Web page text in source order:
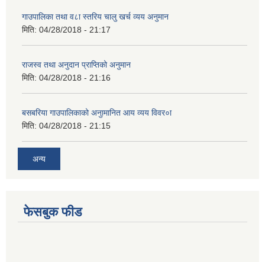
गाउपालिका तथा व८ा स्तरिय चालु खर्च व्यय अनुमान
मिति: 04/28/2018 - 21:17
राजस्व तथा अनुदान प्राप्तिको अनुमान
मिति: 04/28/2018 - 21:16
बसबरिया गाउपालिकाको अनुामानित आय व्यय विवर०ा
मिति: 04/28/2018 - 21:15
अन्य
फेसबुक फीड